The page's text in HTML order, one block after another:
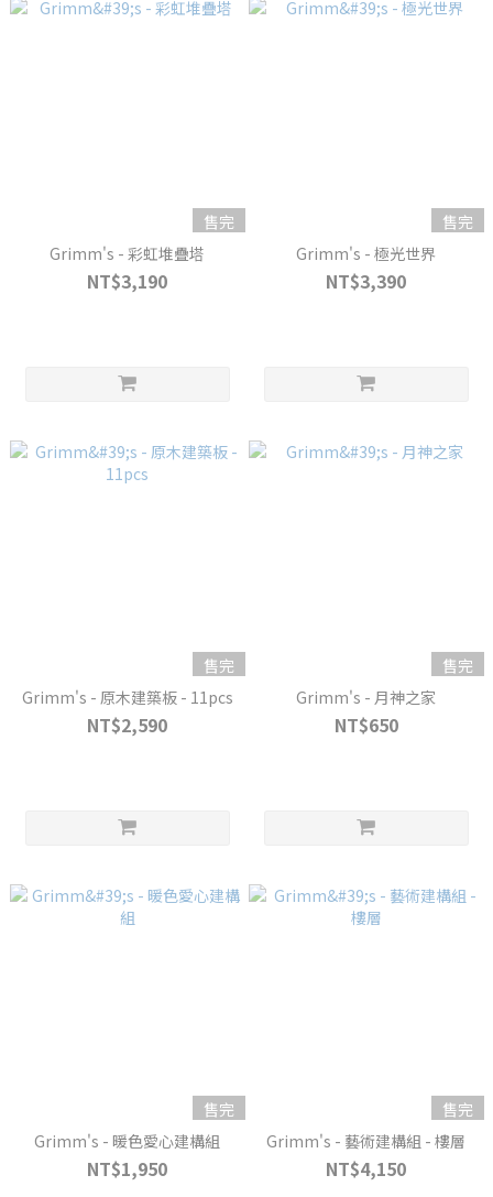
售完
Grimm's - 彩虹堆疊塔
NT$3,190
售完
Grimm's - 極光世界
NT$3,390
售完
Grimm's - 原木建築板 - 11pcs
NT$2,590
售完
Grimm's - 月神之家
NT$650
售完
Grimm's - 暖色愛心建構組
NT$1,950
售完
Grimm's - 藝術建構組 - 樓層
NT$4,150